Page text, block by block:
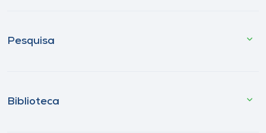
Pesquisa
Biblioteca